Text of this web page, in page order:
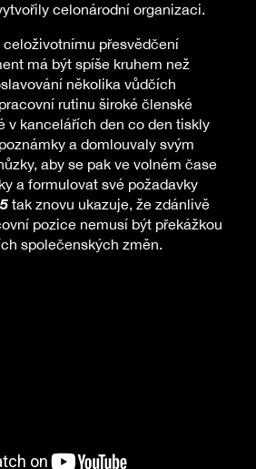
celonárodní organizaci.
přesvědčení
má být spíše kruhem než
několika vůdčích
rutinu široké členské
v kancelářích den co den tiskly
a domlouvaly svým
aby se pak ve volném čase
a formulovat své požadavky
tak znovu ukazuje, že zdánlivě
pozice nemusí být překážkou
společenských změn.